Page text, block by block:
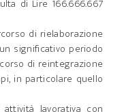
di Lire 166.666.667
di rielaborazione
significativo periodo
di reintegrazione
in particolare quello